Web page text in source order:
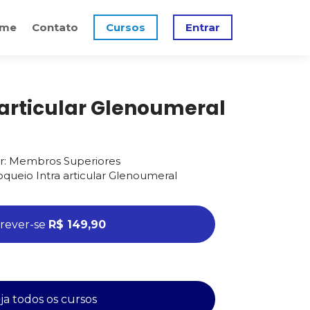
Contato Cursos Entrar
Glenoumeral
Membros Superiores
Intra articular Glenoumeral
se R$ 149,90
todos os cursos